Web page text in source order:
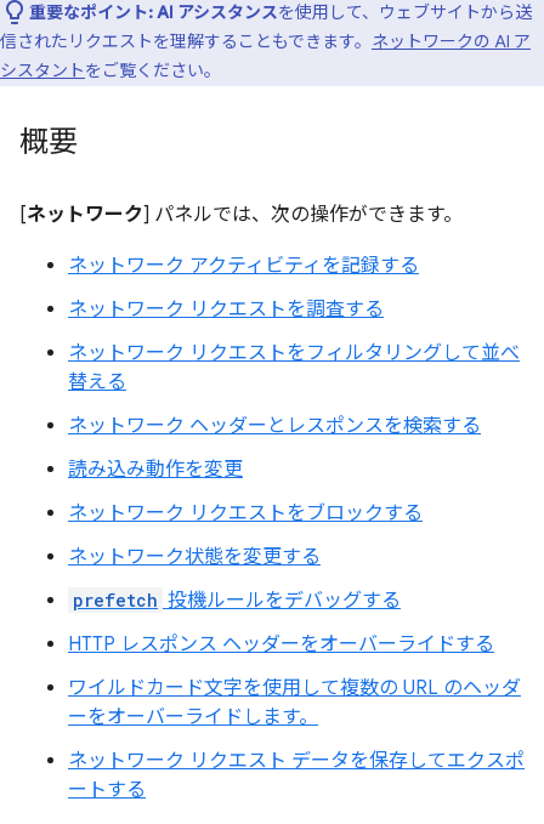
重要なポイント:AI アシスタンスを使用して、ウェブサイトから送
信されたリクエストを理解することもできます。 ネットワークの AI ア
シスタントをご覧ください。
概要
[ネットワーク] パネルでは、次の操作ができます。
ネットワーク アクティビティを記録する
ネットワーク リクエストを調査する
ネットワーク リクエストをフィルタリングして並べ
替える
ネットワーク ヘッダーとレスポンスを検索する
読み込み動作を変更
ネットワーク リクエストをブロックする
ネットワーク状態を変更する
prefetch 投機ルールをデバッグする
HTTP レスポンス ヘッダーをオーバーライドする
ワイルドカード文字を使用して複数の URL のヘッダ
ーをオーバーライドします。
ネットワーク リクエスト データを保存してエクスポ
ートする